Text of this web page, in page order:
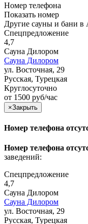
Номер телефона
Показать номер
Другие сауны и бани в
Спецпредложение
4,7
Сауна Дилором
Сауна Дилором
ул. Восточная, 29
Русская, Турецкая
Круглосуточно
от 1500 руб/час
×Закрыть
Номер телефона
Номер телефона
заведений:
Спецпредложение
4,7
Сауна Дилором
Сауна Дилором
ул. Восточная, 29
Русская, Турецкая